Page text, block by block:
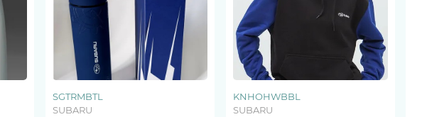
SGTRMBTL
SUBARU
KNHOHWBBL
SUBARU